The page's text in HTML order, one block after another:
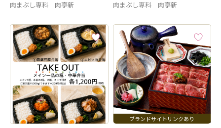
肉まぶし専科 肉亭新 肉まぶし専科 肉亭新